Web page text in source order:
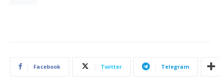
Facebook Twitter Telegram